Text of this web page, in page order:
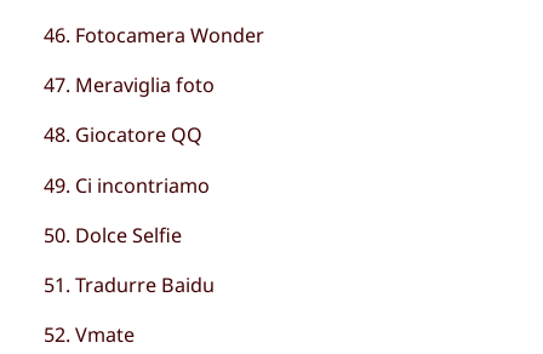
Fotocamera Wonder
Meraviglia foto
Giocatore QQ
Ci incontriamo
Dolce Selfie
Tradurre Baidu
Vmate